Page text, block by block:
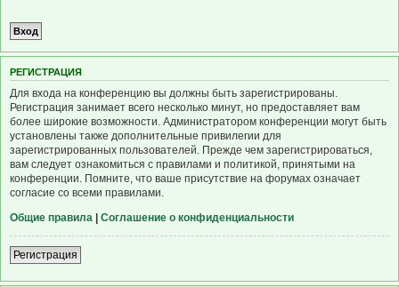
РЕГИСТРАЦИЯ
Для входа на конференцию вы должны быть зарегистрированы.
Регистрация занимает всего несколько минут, но предоставляет вам
более широкие возможности. Администратором конференции могут быть
установлены также дополнительные привилегии для
зарегистрированных пользователей. Прежде чем зарегистрироваться,
вам следует ознакомиться с правилами и политикой, принятыми на
конференции. Помните, что ваше присутствие на форумах означает
согласие со всеми правилами.
Общие правила | Соглашение о конфиденциальности
Регистрация